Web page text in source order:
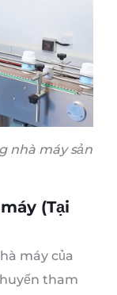
nhà máy sản
(Tại
máy của
tham